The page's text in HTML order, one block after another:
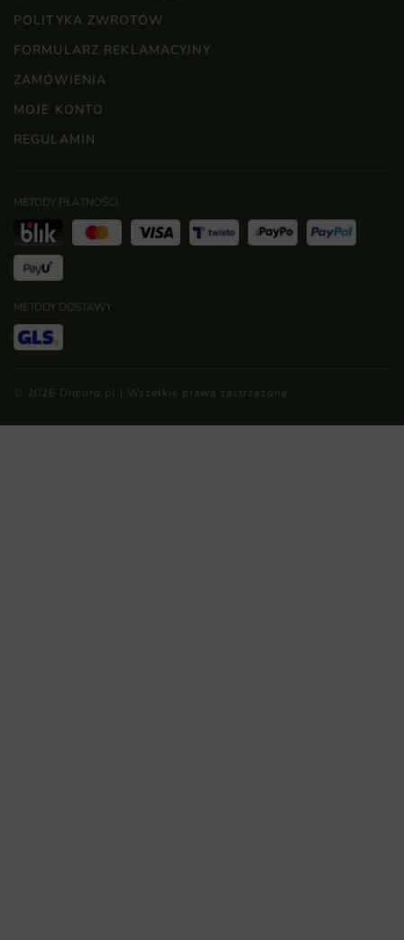
POLITYKA ZWROTÓW
FORMULARZ REKLAMACYJNY
ZAMÓWIENIA
MOJE KONTO
REGULAMIN
METODY PŁATNOŚCI
METODY DOSTAWY
© 2026 Dimuro.pl | Wszelkie prawa zastrzeżone